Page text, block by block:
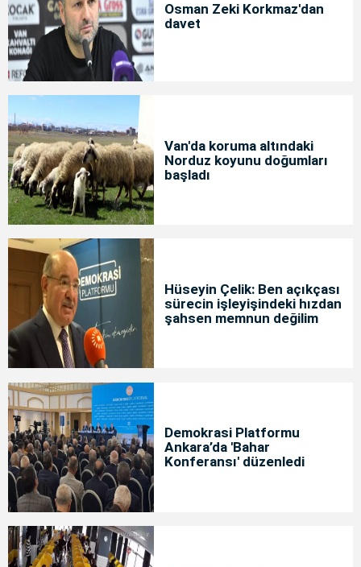
Osman Zeki Korkmaz'dan
davet
Van'da koruma altındaki
Norduz koyunu doğumları
başladı
Hüseyin Çelik: Ben açıkçası
sürecin işleyişindeki hızdan
şahsen memnun değilim
Demokrasi Platformu
Ankara’da 'Bahar
Konferansı' düzenledi